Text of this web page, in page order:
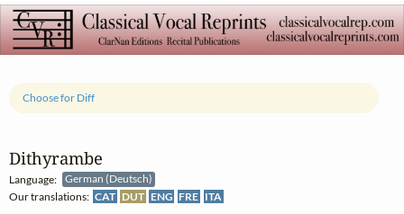
Dithyrambe
Language:
German (Deutsch)
Our translations: CAT DUT ENG FRE ITA
Choose for Diff